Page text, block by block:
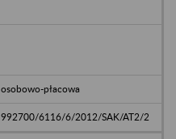
osobowo-płacowa
992700/6116/6/2012/SAK/AT2/2